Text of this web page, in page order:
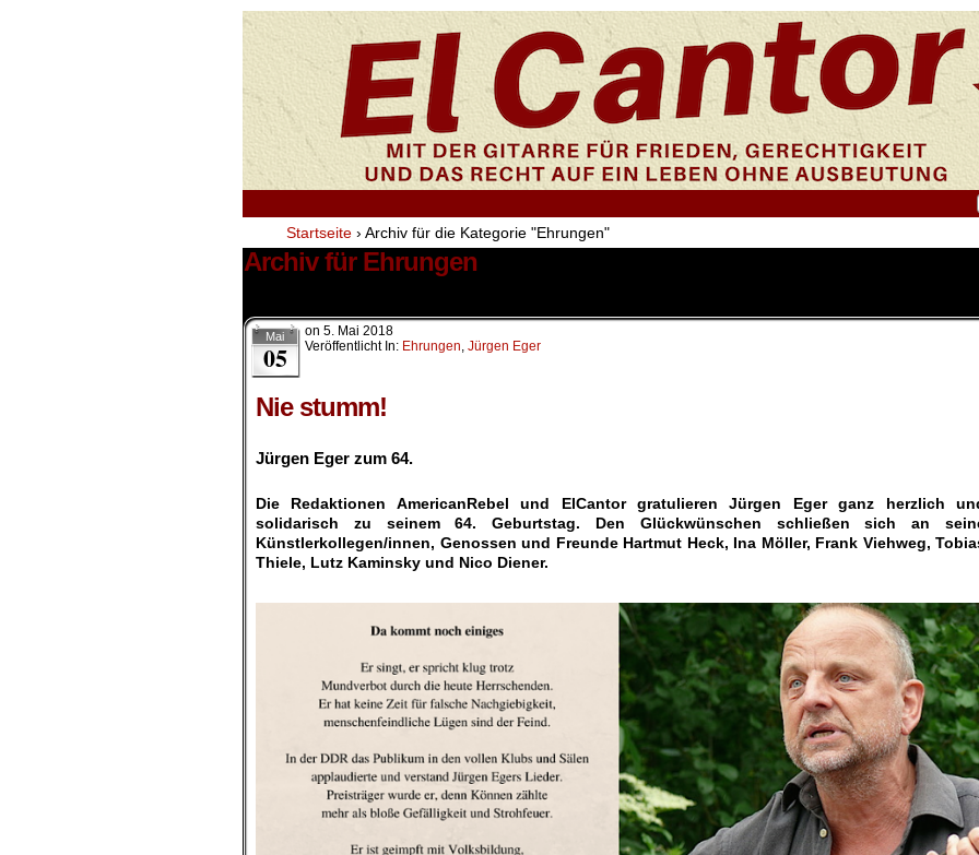
Startseite › Archiv für die Kategorie "Ehrungen"
Archiv für Ehrungen
Mai
05
on 5. Mai 2018
Veröffentlicht In: Ehrungen, Jürgen Eger
Nie stumm!
Jürgen Eger zum 64.
Die Redaktionen AmericanRebel und ElCantor gratulieren Jürgen Eger ganz herzlich
solidarisch zu seinem 64. Geburtstag. Den Glückwünschen schließen sich an
Künstlerkollegen/innen, Genossen und Freunde Hartmut Heck, Ina Möller, Frank Viehweg,
Thiele, Lutz Kaminsky und Nico Diener.